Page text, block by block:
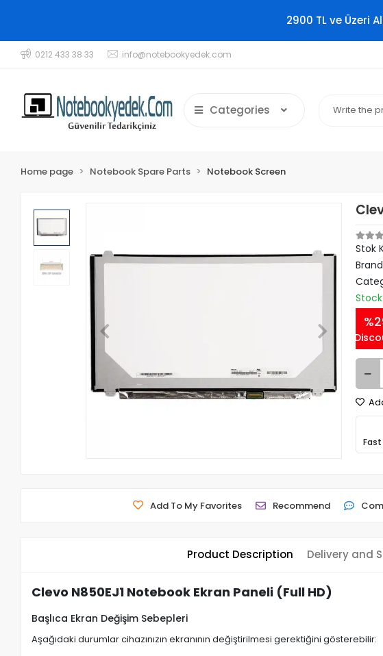
2900 TL ve Üzeri
0212 433 38 33 info@notebookyedek.com
Categories
Home page Notebook Spare Parts Notebook Screen
Stok
Add To My Favorites Recommend
Product Description Delivery and
Clevo N850EJ1 Notebook Ekran Paneli (Full HD)
Başlıca Ekran Değişim Sebepleri
Aşağıdaki durumlar cihazınızın ekranının değiştirilmesi gerektiğini gösterebilir: